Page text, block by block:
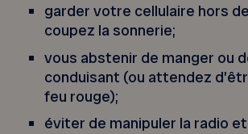
garder votre cellulaire hors
coupez la sonnerie;
vous abstenir de manger ou
conduisant (ou attendez
feu rouge);
éviter de manipuler la radio